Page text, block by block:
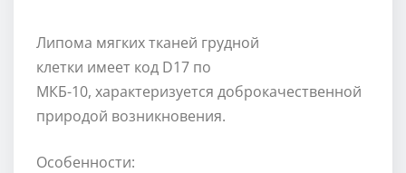
Липома мягких тканей грудной
клетки имеет код D17 по
МКБ-10, характеризуется доброкачественной
природой возникновения.
Особенности: